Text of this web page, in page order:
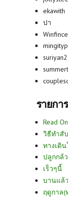
ekawith
ปา
Winfince
รายกา
Read
วิธีทำสั
ทางเดิ
ปลูกกล้
เร็วๆนี้
บานแล้ว
ฤดูกาล(